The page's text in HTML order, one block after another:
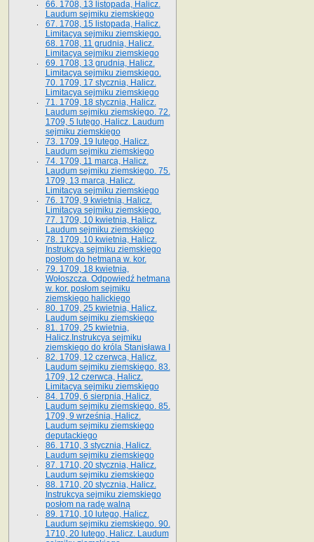
66. 1708, 13 listopada, Halicz.
Laudum sejmiku ziemskiego
67. 1708, 15 listopada, Halicz.
Limitacya sejmiku ziemskiego.
68. 1708, 11 grudnia, Halicz.
Limitacya sejmiku ziemskiego
69. 1708, 13 grudnia, Halicz.
Limitacya sejmiku ziemskiego.
70. 1709, 17 stycznia, Halicz.
Limitacya sejmiku ziemskiego
71. 1709, 18 stycznia, Halicz.
Laudum sejmiku ziemskiego. 72.
1709, 5 lutego, Halicz. Laudum
sejmiku ziemskiego
73. 1709, 19 lutego, Halicz.
Laudum sejmiku ziemskiego
74. 1709, 11 marca, Halicz.
Laudum sejmiku ziemskiego. 75.
1709, 13 marca, Halicz.
Limitacya sejmiku ziemskiego
76. 1709, 9 kwietnia, Halicz.
Limitacya sejmiku ziemskiego.
77. 1709, 10 kwietnia, Halicz.
Laudum sejmiku ziemskiego
78. 1709, 10 kwietnia, Halicz.
Instrukcya sejmiku ziemskiego
posłom do hetmana w. kor.
79. 1709, 18 kwietnia,
Wołoszcza. Odpowiedź hetmana
w. kor. posłom sejmiku
ziemskiego halickiego
80. 1709, 25 kwietnia, Halicz.
Laudum sejmiku ziemskiego
81. 1709, 25 kwietnia,
Halicz.Instrukcya sejmiku
ziemskiego do króla Stanisława I
82. 1709, 12 czerwca, Halicz.
Laudum sejmiku ziemskiego. 83.
1709, 12 czerwca, Halicz.
Limitacya sejmiku ziemskiego
84. 1709, 6 sierpnia, Halicz.
Laudum sejmiku ziemskiego. 85.
1709, 9 września, Halicz.
Laudum sejmiku ziemskiego
deputackiego
86. 1710, 3 stycznia, Halicz.
Laudum sejmiku ziemskiego
87. 1710, 20 stycznia, Halicz.
Laudum sejmiku ziemskiego
88. 1710, 20 stycznia, Halicz.
Instrukcya sejmiku ziemskiego
posłom na radę walną
89. 1710, 10 lutego, Halicz.
Laudum sejmiku ziemskiego. 90.
1710, 20 lutego, Halicz. Laudum